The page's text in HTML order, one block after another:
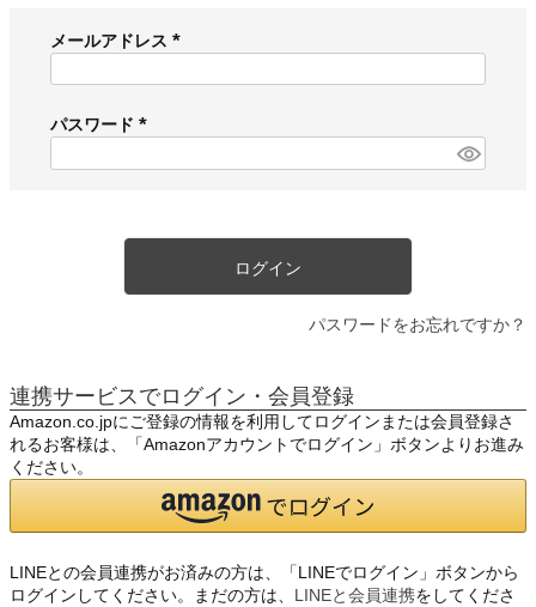
メールアドレス
必
)
パスワード
必
ログイン
パスワードをお忘れですか？
連携サービスでログイン・会員登録
Amazon.co.jpにご登録の情報を利用してログインまたは会員登録さ
れるお客様は、「Amazonアカウントでログイン」ボタンよりお進み
ください。
LINEとの会員連携がお済みの方は、「LINEでログイン」ボタンから
ログインしてください。まだの方は、 LINEと会員連携をしてくださ